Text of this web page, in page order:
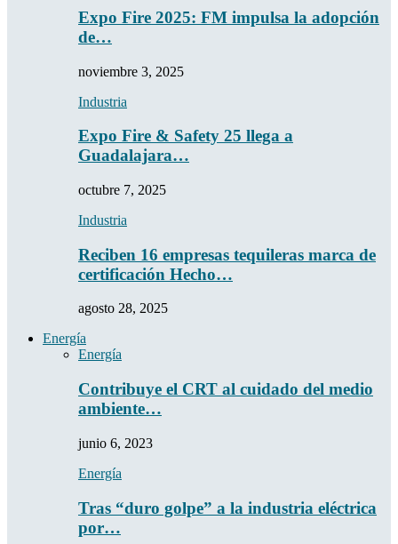
Expo Fire 2025: FM impulsa la adopción
de…
noviembre 3, 2025
Industria
Expo Fire & Safety 25 llega a
Guadalajara…
octubre 7, 2025
Industria
Reciben 16 empresas tequileras marca de
certificación Hecho…
agosto 28, 2025
Energía
Energía
Contribuye el CRT al cuidado del medio
ambiente…
junio 6, 2023
Energía
Tras “duro golpe” a la industria eléctrica
por…